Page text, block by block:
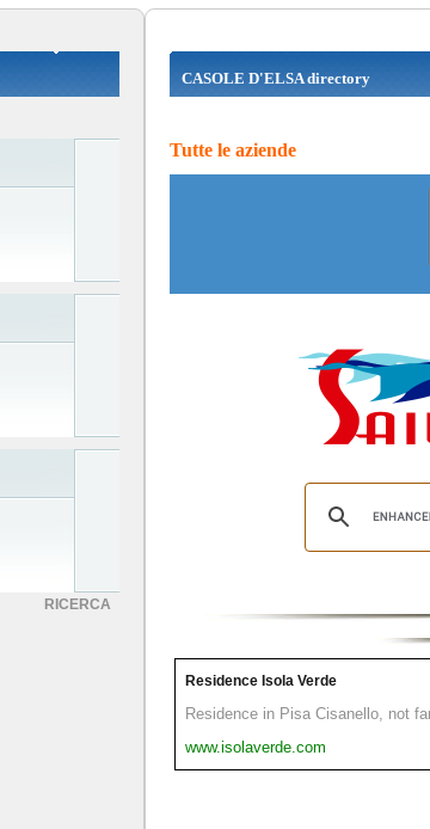
RICERCA
CASOLE D'ELSA directory
Tutte le aziende
Residence Isola Verde
Residence in Pisa Cisanello, not
www.isolaverde.com